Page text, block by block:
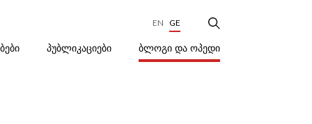
EN GE
ᲞᲣᲑᲚᲘᲙᲐᲪᲘᲔᲑᲘ ᲑᲚᲝᲒᲘ ᲓᲐ ᲝᲞᲔᲓᲘ